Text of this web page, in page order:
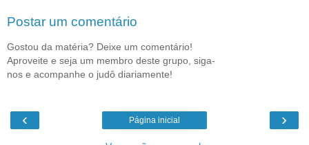
Postar um comentário
Gostou da matéria? Deixe um comentário!
Aproveite e seja um membro deste grupo, siga-
nos e acompanhe o judô diariamente!
‹ ›
Página inicial